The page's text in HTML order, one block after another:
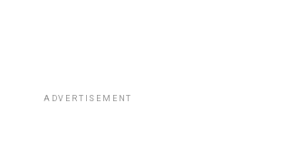
ADVERTISEMENT